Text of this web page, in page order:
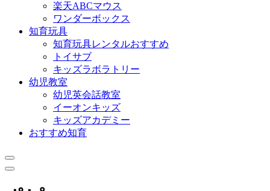
楽天ABCマウス
ワンダーボックス
知育玩具
知育玩具レンタルおすすめ
トイサブ
キッズラボラトリー
幼児教室
幼児英会話教室
イーオンキッズ
キッズアカデミー
おすすめ知育